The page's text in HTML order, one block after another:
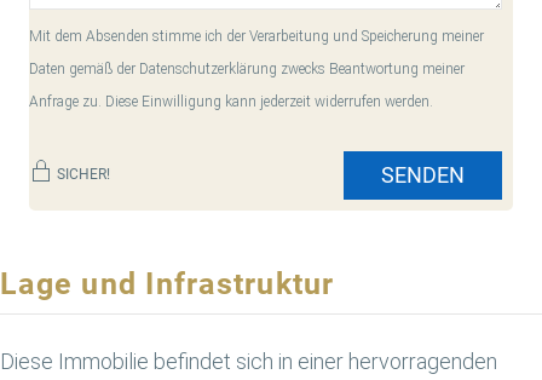
Mit dem Absenden stimme ich der Verarbeitung und Speicherung meiner
Daten gemäß der Datenschutzerklärung zwecks Beantwortung meiner
Anfrage zu. Diese Einwilligung kann jederzeit widerrufen werden.
SICHER! SENDEN
Lage und Infrastruktur
Diese Immobilie befindet sich in einer hervorragenden